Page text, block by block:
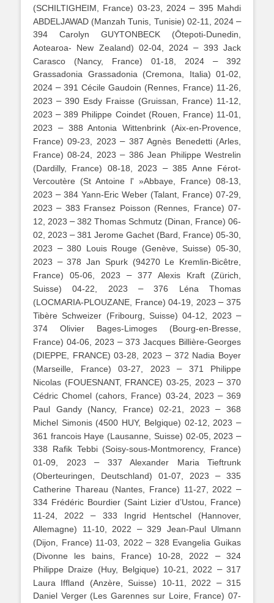
(SCHILTIGHEIM, France) 03-23, 2024 – 395 Mahdi
ABDELJAWAD (Manzah Tunis, Tunisie) 02-11, 2024–
394 Carolyn GUYTONBECK (Ōtepoti-Dunedin,
Aotearoa- New Zealand) 02-04, 2024 – 393 Jack
Carasco (Nancy, France) 01-18, 2024 – 392
Grassadonia Grassadonia (Cremona, Italia) 01-02,
2024 – 391 Cécile Gaudoin (Rennes, France) 11-26,
2023 – 390 Esdy Fraisse (Gruissan, France) 11-12,
2023 –389 Philippe Coindet (Rouen, France) 11-01,
2023 – 388 Antonia Wittenbrink (Aix-en-Provence,
France) 09-23, 2023 – 387 Agnès Benedetti (Arles,
France) 08-24, 2023 – 386 Jean Philippe Westrelin
(Dardilly, France) 08-18, 2023
–385 Anne Férot-
Vercoutère (St Antoine l' »Abbaye, France) 08-13,
2023 – 384 Yann-Eric Weber (Talant, France) 07-29,
2023 – 383 Fransez Poisson (Rennes, France) 07-
12, 2023 –382 Thomas Schmutz (Dinan, France) 06-
02, 2023 –381 Jerome Gachet (Bard, France) 05-30,
2023 –380 Louis Rouge (Genève, Suisse) 05-30,
2023 –378 Jan Spurk (94270 Le Kremlin-Bicêtre,
France) 05-06, 2023 – 377 Alexis Kraft (Zürich,
Suisse) 04-22, 2023 –376 Léna Thomas
(LOCMARIA-PLOUZANE, France) 04-19, 2023 –375
Tibère Schweizer (Fribourg, Suisse) 04-12, 2023 –
374 Olivier Bages-Limoges (Bourg-en-Bresse,
France) 04-06, 2023 – 373 Jacques Billière-Georges
(DIEPPE, FRANCE) 03-28, 2023 – 372 Nadia Boyer
(Marseille, France) 03-27, 2023 – 371 Philippe
Nicolas (FOUESNANT, FRANCE) 03-25, 2023 –370
Cédric Chomel (cahors, France) 03-24, 2023 –369
Paul Gandy (Nancy, France) 02-21, 2023 –368
Michel Simonis (4500 HUY, Belgique) 02-12, 2023 –
361 francois Haye (Lausanne, Suisse) 02-05, 2023 –
338 Rafik Tebbi (Soisy-sous-Montmorency, France)
01-09, 2023 – 337 Alexander Maria Tieftrunk
(Oberteuringen, Deutschland) 01-07, 2023 – 335
Catherine Thareau (Nantes, France) 11-27, 2022 –
334 Frédéric Bourdier (Saint Lizier d’Ustou, France)
11-24, 2022
– 333 Ingrid Hentschel (Hannover,
Allemagne) 11-10, 2022 – 329 Jean-Paul Ulmann
(Dijon, France) 11-03, 2022 – 328 Evangelia Guikas
(Divonne les bains, France) 10-28, 2022
–324
Philippe Draize (Huy, Belgique) 10-21, 2022 –317
Laura Iffland (Anzère, Suisse) 10-11, 2022
–315
Daniel Verger (Les Garennes sur Loire, France) 07-